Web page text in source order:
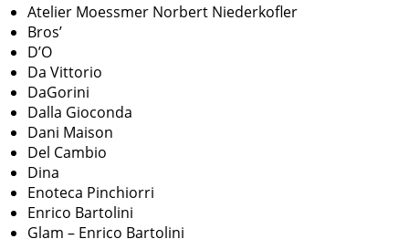
Atelier Moessmer Norbert Niederkofler
Bros’
D’O
Da Vittorio
DaGorini
Dalla Gioconda
Dani Maison
Del Cambio
Dina
Enoteca Pinchiorri
Enrico Bartolini
Glam – Enrico Bartolini